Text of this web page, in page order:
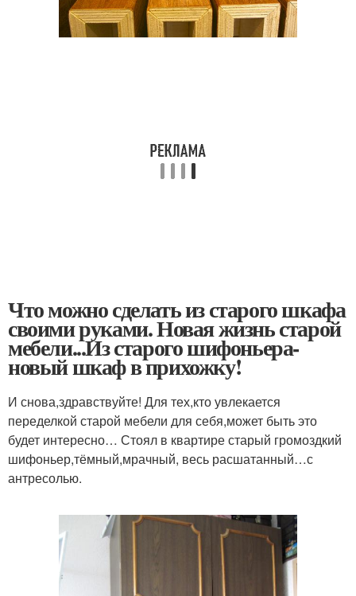
Что можно сделать из старого шкафа
своими руками. Новая жизнь старой
мебели...Из старого шифоньера-
новый шкаф в прихожку!
И снова,здравствуйте! Для тех,кто увлекается
переделкой старой мебели для себя,может быть это
будет интересно… Стоял в квартире старый громоздкий
шифоньер,тёмный,мрачный, весь расшатанный…с
антресолью.